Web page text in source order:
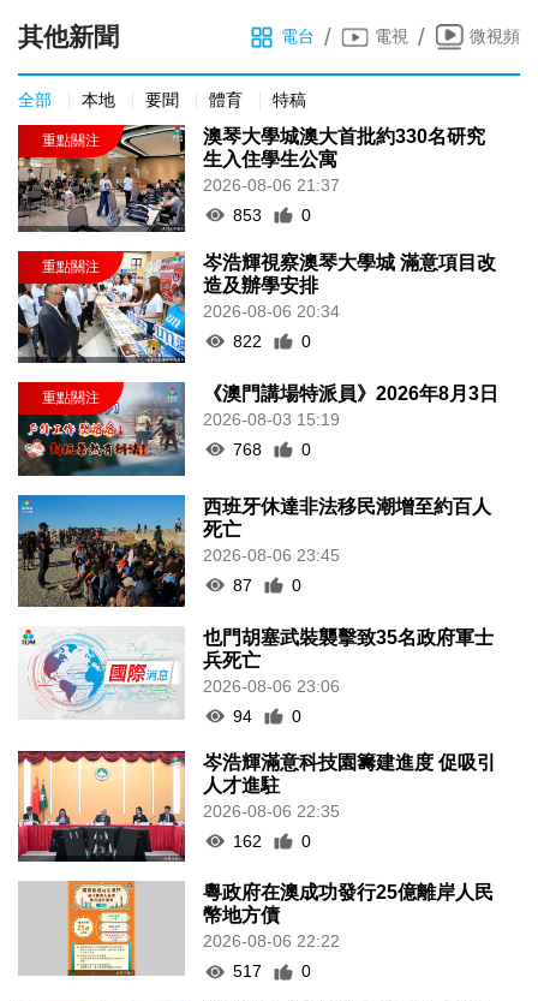
其他新聞 電台 / 電視 / 微視頻
全部 本地 要聞 體育 特稿
澳琴大學城澳大首批約330名研究
生入住學生公寓
2026-08-06 21:37
853
0
岑浩輝視察澳琴大學城 滿意項目改
造及辦學安排
2026-08-06 20:34
822
0
《澳門講場特派員》2026年8月3日
2026-08-03 15:19
768
0
西班牙休達非法移民潮增至約百人
死亡
2026-08-06 23:45
87
0
也門胡塞武裝襲擊致35名政府軍士
兵死亡
2026-08-06 23:06
94
0
岑浩輝滿意科技園籌建進度 促吸引
人才進駐
2026-08-06 22:35
162
0
粵政府在澳成功發行25億離岸人民
幣地方債
2026-08-06 22:22
517
0